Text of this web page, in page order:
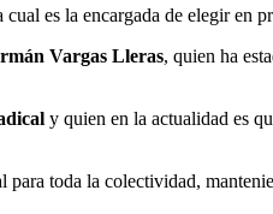
es la encargada de elegir en
Vargas Lleras, quien ha
y quien en la actualidad es
toda la colectividad,